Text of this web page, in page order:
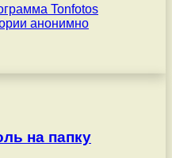
на папку